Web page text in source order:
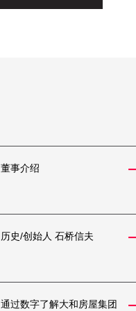
董事介绍
历史/创始人 石桥信夫
通过数字了解大和房屋集团